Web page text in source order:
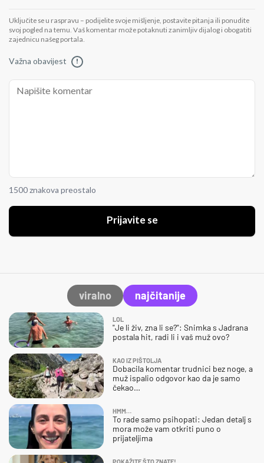
Uključite se u raspravu – podijelite svoje mišljenje, postavite pitanja ili ponudite
svoj pogled na temu. Vaš komentar može potaknuti zanimljiv dijalog i obogatiti
zajednicu našeg portala.
Važna obavijest !
1500 znakova preostalo
Prijavite se
viralno najčitanije
LOL
"Je li živ, zna li se?": Snimka s Jadrana
postala hit, radi li i vaš muž ovo?
KAO IZ PIŠTOLJA
Dobacila komentar trudnici bez noge, a
muž ispalio odgovor kao da je samo
čekao…
HMM…
To rade samo psihopati: Jedan detalj s
mora može vam otkriti puno o
prijateljima
POKAŽITE ŠTO ZNATE!